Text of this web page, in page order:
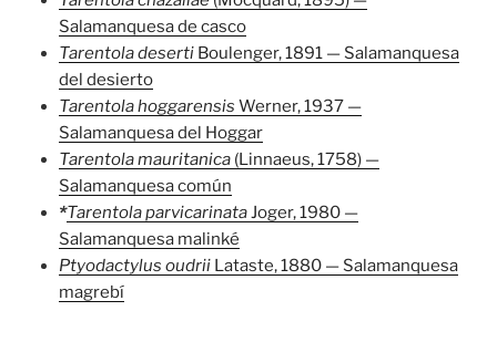
Salamanquesa de casco
Tarentola desertiBoulenger, 1891 — Salamanquesa
del desierto
Tarentola hoggarensis Werner, 1937 —
Salamanquesa del Hoggar
Tarentola mauritanica (Linnaeus, 1758) —
Salamanquesa común
*Tarentola parvicarinataJoger, 1980 —
Salamanquesa malinké
Ptyodactylus oudrii Lataste, 1880 — Salamanquesa
magrebí